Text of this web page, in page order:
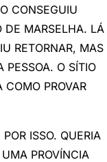
CONSEGUIU
DE MARSELHA. LÁ
RETORNAR, MAS
PESSOA. O SÍTIO
COMO PROVAR
ISSO. QUERIA
PROVÍNCIA